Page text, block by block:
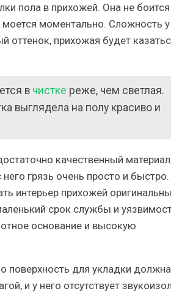
пола в прихожей. Она не боится
моется моментально. Сложность у
оттенок, прихожая будет
в чистке реже, чем светлая.
выглядела на полу красиво и
качественный
грязь очень просто и быстро.
интерьер прихожей
срок службы и
основание и высокую
поверхность для укладки
и у него отсутствует